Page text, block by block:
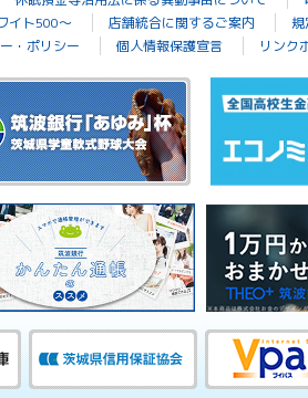
イト500～ 店舗統合に関するご案内 規
・ポリシー
個人情報保護宣言 リンク